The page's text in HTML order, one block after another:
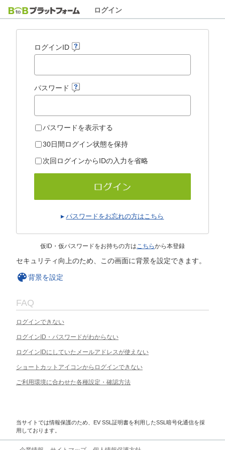
ログイン
ログインID
パスワード
パスワードを表示する
30日間ログイン状態を保持
次回ログインからIDの入力を省略
パスワードをお忘れの方はこちら
仮ID・仮パスワードをお持ちの方はこちらから本登録
セキュリティ向上のため、この画面に背景を設定できます。
背景を設定
FAQ
ログインできない
ログインID・パスワードがわからない
ログインIDにしていたメールアドレスが使えない
ショートカットアイコンからログインできない
ご利用環境に合わせた各種設定・確認方法
当サイトでは情報保護のため、EV SSL証明書を利用したSSL暗号化通信を採
用しております。